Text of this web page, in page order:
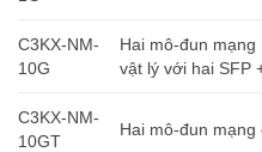
C3KX-NM-
10G
Hai mô-đun mạng
vật lý với hai SFP
C3KX-NM-
10GT
Hai mô-đun mạng